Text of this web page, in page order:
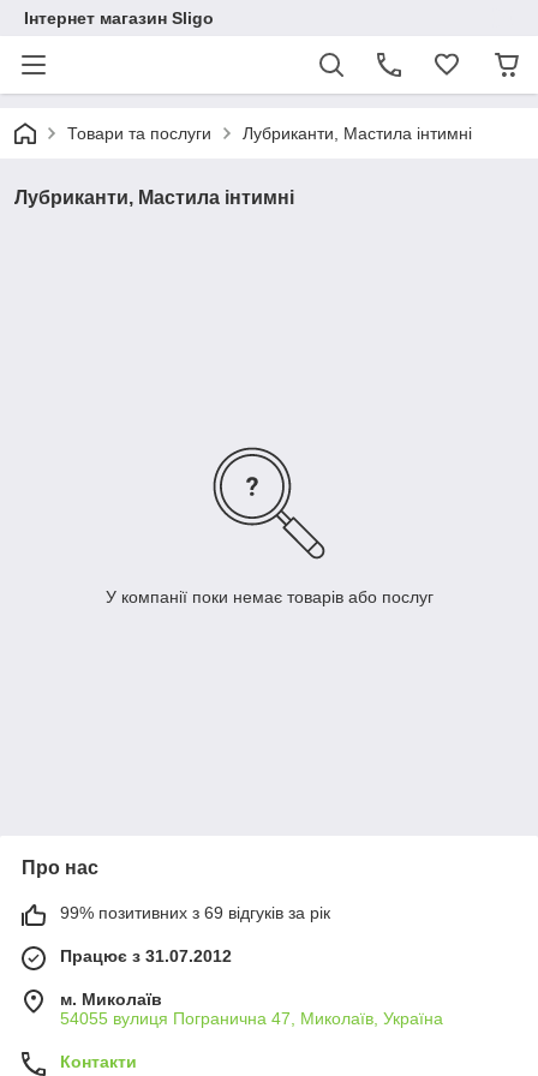
Інтернет магазин Sligo
Товари та послуги Лубриканти, Мастила інтимні
Лубриканти, Мастила інтимні
У компанії поки немає товарів або послуг
Про нас
99% позитивних з 69 відгуків за рік
Працює з 31.07.2012
м. Миколаїв
54055 вулиця Погранична 47, Миколаїв, Україна
Контакти